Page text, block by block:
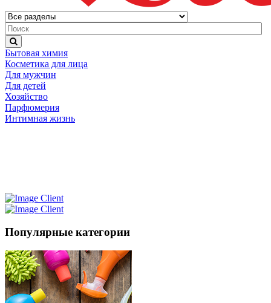
Бытовая химия
Косметика для лица
Для мужчин
Для детей
Хозяйство
Парфюмерия
Интимная жизнь
Популярные категории